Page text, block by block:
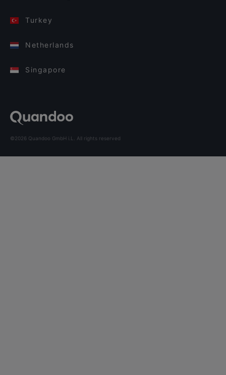
Turkey
Netherlands
Singapore
©2026 Quandoo GmbH i.L. All rights reserved